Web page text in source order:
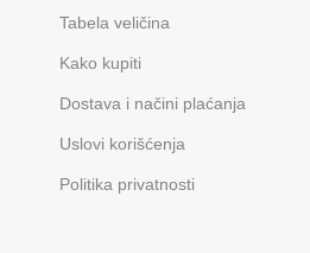
Tabela veličina
Kako kupiti
Dostava i načini plaćanja
Uslovi korišćenja
Politika privatnosti